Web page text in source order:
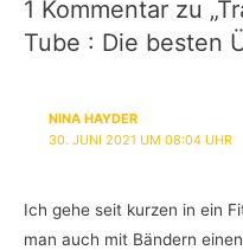
1 Kommentar zu
Tube : Die besten
NINA HAYDER
30. JUNI 2021 UM 08:04 UHR
Ich gehe seit kurzen in ein
man auch mit Bändern